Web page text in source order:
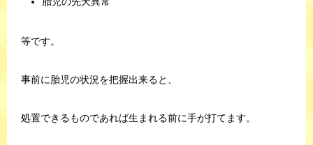
等です。
事前に胎児の状況を把握出来ると、
処置できるものであれば生まれる前に手が打てます。